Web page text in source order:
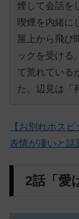
煙して会話を
喫煙を内緒に
屋上から飛び
ックを受ける
て荒れている
た。辺見は「
【お別れホス
表情が凄いと話
2話「愛